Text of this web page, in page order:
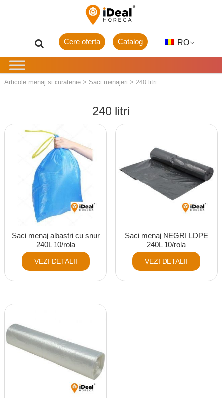
RO
Catalog
Cere oferta
Articole menaj si curatenie> Saci menajeri > 240 litri
240 litri
Saci menaj albastri cu snur
240L 10/rola
VEZI DETALII
Saci menaj NEGRI LDPE
240L 10/rola
VEZI DETALII